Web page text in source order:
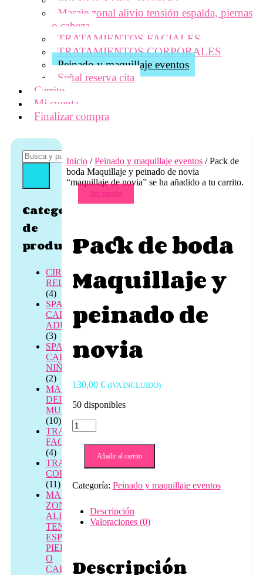
Masaje zonal alivio tensión espalda, piernas
o cabeza
TRATAMIENTOS FACIALES
TRATAMIENTOS CORPORALES
Peinado y maquillaje eventos
Señal reserva cita
Carrito
Mi cuenta
Finalizar compra
Inicio/Peinado y maquillaje eventos/ Pack de
boda Maquillaje y peinado de novia
“maquillaje de novia” se ha añadido a tu carrito.
Ver carrito
Pack de boda
Maquillaje y
peinado de
novia
130,00 € (IVA INCLUIDO)
50 disponibles
Pack
de
boda
Maquillaje
de
cantidad
Añadir al carrito
Categoría: Peinado y maquillaje eventos
Descripción
Valoraciones (0)
Descripción
Categorías
de
producto
CIRCUITOS
RELAX
(4)
SPA
CAPILAR
ADULTOS
(3)
SPA
CAPILAR
NIÑOS
(2)
MASAJES
DEL
MUNDO
(10)
TRATAMIENTOS
FACIALES
(4)
TRATAMIENTOS
CORPORALES
(11)
MASAJE
ZONAL
ALIVIO
TENSIÓN
ESPALDA,
PIERNAS
O
CABEZA